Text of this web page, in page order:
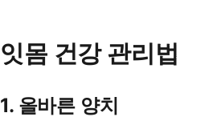
잇몸 건강 관리법
1. 올바른 양치